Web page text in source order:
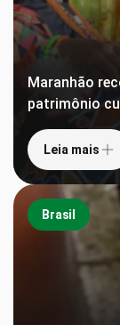
Maranhão
patrimônio
Leia mais
Brasil